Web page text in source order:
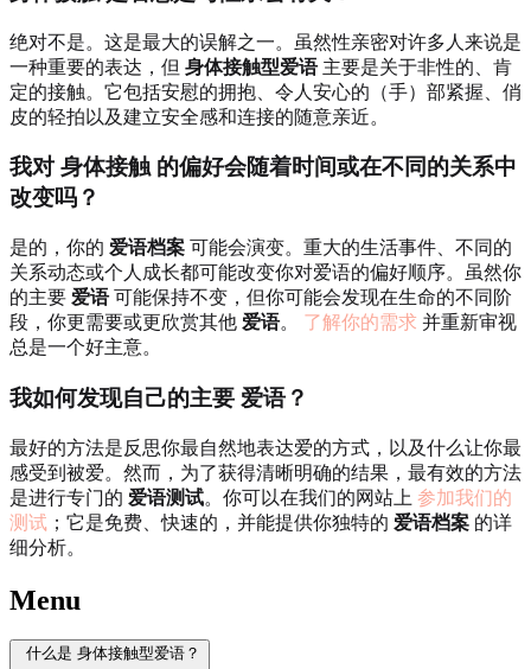
绝对不是。这是最大的误解之一。虽然性亲密对许多人来说是
一种重要的表达，但 身体接触型爱语主要是关于非性的、肯
定的接触。它包括安慰的拥抱、令人安心的（手）部紧握、俏
皮的轻拍以及建立安全感和连接的随意亲近。
我对 身体接触的偏好会随着时间或在不同的关系中
改变吗？
是的，你的 爱语档案 可能会演变。重大的生活事件、不同的
关系动态或个人成长都可能改变你对爱语的偏好顺序。虽然你
的主要 爱语可能保持不变，但你可能会发现在生命的不同阶
段，你更需要或更欣赏其他 爱语。 了解你的需求 并重新审视
总是一个好主意。
我如何发现自己的主要 爱语 ？
最好的方法是反思你最自然地表达爱的方式，以及什么让你最
感受到被爱。然而，为了获得清晰明确的结果，最有效的方法
是进行专门的 爱语测试。你可以在我们的网站上 参加我们的
测试 ；它是免费、快速的，并能提供你独特的 爱语档案 的详
细分析。
Menu
什么是 身体接触型爱语？